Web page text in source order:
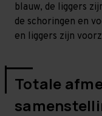
blauw, de liggers
de schoringen en
en liggers zijn
Totale